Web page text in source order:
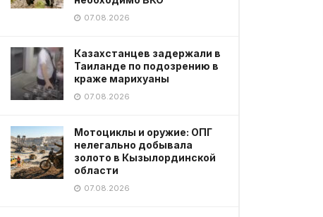
07.08.2026
Казахстанцев задержали в
Таиланде по подозрению в
краже марихуаны
07.08.2026
Мотоциклы и оружие: ОПГ
нелегально добывала
золото в Кызылординской
области
07.08.2026